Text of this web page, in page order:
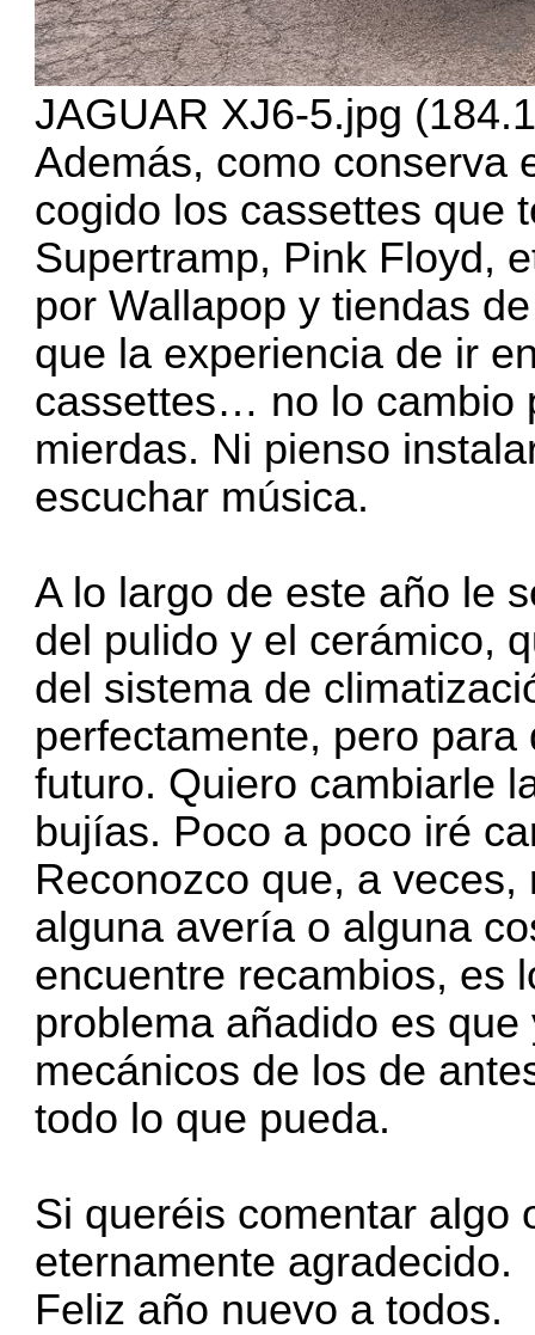
JAGUAR XJ6-5.jpg
Además, como conserva
cogido los cassettes que
Supertramp, Pink Floyd,
por Wallapop y tiendas
que la experiencia de ir
cassettes… no lo cambio
mierdas. Ni pienso
escuchar música.
A lo largo de este año le
del pulido y el cerámico,
del sistema de
perfectamente, pero
futuro. Quiero cambiarle
bujías. Poco a poco iré
Reconozco que, a
alguna avería o alguna
encuentre recambios, es
problema añadido es
mecánicos de los de
todo lo que pueda.
Si queréis comentar algo
eternamente agradecido.
Feliz año nuevo a todos.